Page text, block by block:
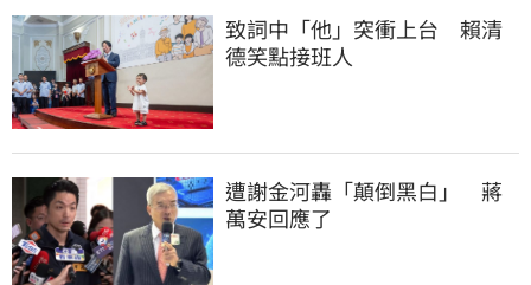
致詞中「他」突衝上台　賴清
德笑點接班人
遭謝金河轟「顛倒黑白」　蔣
萬安回應了